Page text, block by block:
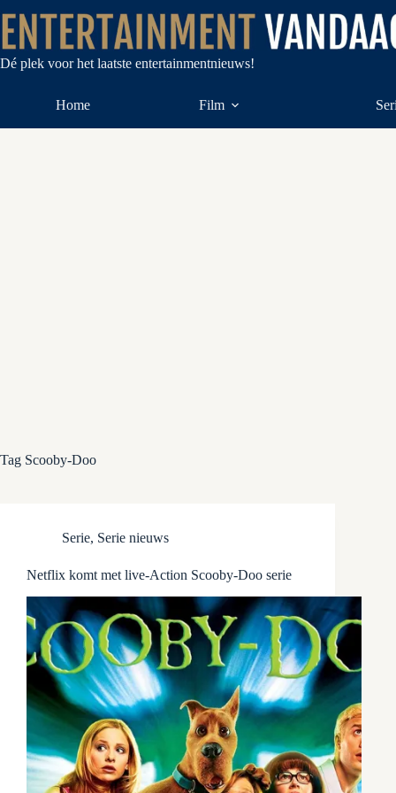
naar
de
inhoud
Dé plek voor het laatste entertainmentnieuws!
Home Film
Tag Scooby-Doo
Serie, Serie nieuws
Netflix komt met live-Action Scooby-Doo serie